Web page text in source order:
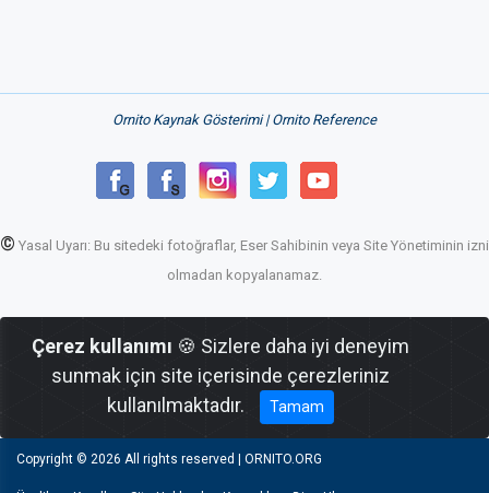
Ornito Kaynak Gösterimi | Ornito Reference
© Yasal Uyarı: Bu sitedeki fotoğraflar, Eser Sahibinin veya Site Yönetiminin izni
olmadan kopyalanamaz.
Çerez kullanımı 🍪 Sizlere daha iyi deneyim
sunmak için site içerisinde çerezleriniz
kullanılmaktadır.
Tamam
Copyright © 2026 All rights reserved | ORNITO.ORG